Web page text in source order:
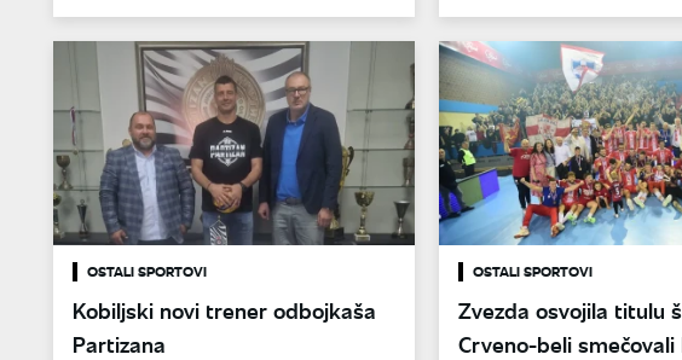
sezoni
OSTALI SPORTOVI
Kobiljski novi trener odbojkaša
Partizana
OSTALI SPORTOVI
Zvezda osvojila titulu
Crveno-beli smečovali